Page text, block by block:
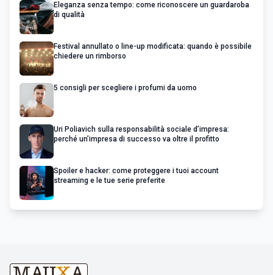
Eleganza senza tempo: come riconoscere un guardaroba
di qualità
Festival annullato o line-up modificata: quando è possibile
chiedere un rimborso
5 consigli per scegliere i profumi da uomo
Uri Poliavich sulla responsabilità sociale d’impresa:
perché un’impresa di successo va oltre il profitto
Spoiler e hacker: come proteggere i tuoi account
streaming e le tue serie preferite